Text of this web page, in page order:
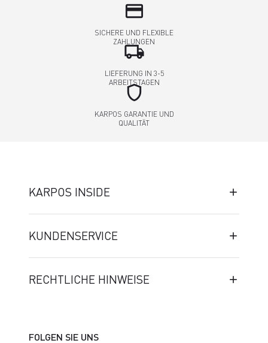
credit_card
SICHERE UND FLEXIBLE
ZAHLUNGEN
local_shipping
LIEFERUNG IN 3-5
ARBEITSTAGEN
shield
KARPOS GARANTIE UND
QUALITÄT
KARPOS INSIDE
KUNDENSERVICE
RECHTLICHE HINWEISE
FOLGEN SIE UNS